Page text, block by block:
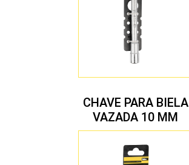
CHAVE PARA BIELA
VAZADA 10 MM